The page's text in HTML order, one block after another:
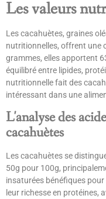
Les valeurs
Les cacahuètes, graines
nutritionnelles, offrent une
grammes, elles apportent
équilibré entre lipides,
nutritionnelle fait des
intéressant dans une
L'analyse des
cacahuètes
Les cacahuètes se
50g pour 100g,
insaturées bénéfiques
leur richesse en protéines,